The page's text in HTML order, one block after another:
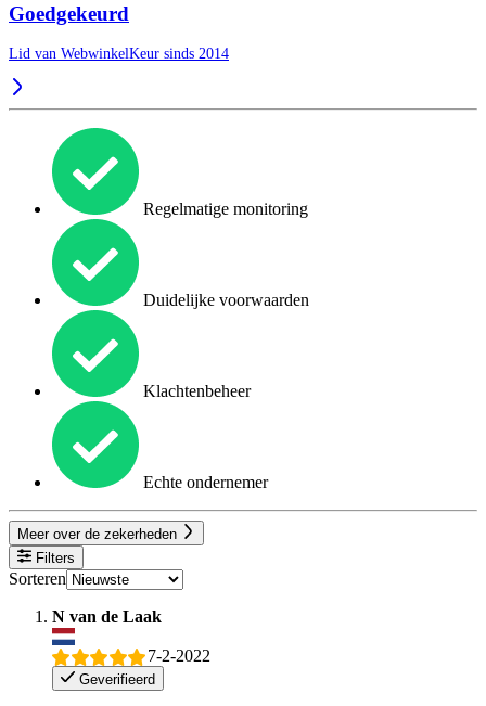
Goedgekeurd
Lid van WebwinkelKeur sinds 2014
Regelmatige monitoring
Duidelijke voorwaarden
Klachtenbeheer
Echte ondernemer
Meer over de zekerheden
Filters
Sorteren
N van de Laak
7-2-2022
Geverifieerd